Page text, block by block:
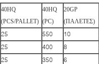
40HQ
(PCS/PALLET)
40HQ
(PC)
20GP
(ΠΑΛΕΤΕΣ)
25 550 10
25 400 8
25 350 6